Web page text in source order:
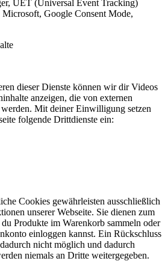
UET (Universal Event Tracking)
Google Consent Mode,
dieser Dienste können wir dir Videos
anzeigen, die von externen
Mit deiner Einwilligung setzen
folgende Drittdienste ein:
Cookies gewährleisten ausschließlich
unserer Webseite. Sie dienen zum
Produkte im Warenkorb sammeln oder
einloggen kannst. Ein Rückschluss
nicht möglich und dadurch
niemals an Dritte weitergegeben.